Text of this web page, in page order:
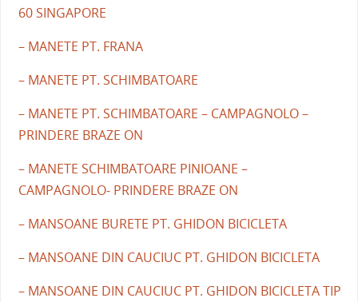
60 SINGAPORE
– MANETE PT. FRANA
– MANETE PT. SCHIMBATOARE
– MANETE PT. SCHIMBATOARE – CAMPAGNOLO –
PRINDERE BRAZE ON
– MANETE SCHIMBATOARE PINIOANE –
CAMPAGNOLO- PRINDERE BRAZE ON
– MANSOANE BURETE PT. GHIDON BICICLETA
– MANSOANE DIN CAUCIUC PT. GHIDON BICICLETA
– MANSOANE DIN CAUCIUC PT. GHIDON BICICLETA TIP